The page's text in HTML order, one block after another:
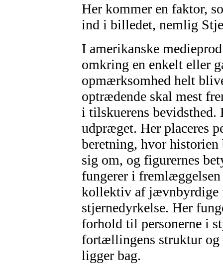
Her kommer en faktor,
ind i billedet, nemlig
I amerikanske
omkring en enkelt eller
opmærksomhed helt
optrædende skal mest
i tilskuerens bevidsthed.
udpræget. Her placeres
beretning, hvor
sig om, og figurernes
fungerer i
kollektiv af jævnbyrdige
stjernedyrkelse. Her
forhold til personerne i
fortællingens struktur og
ligger bag.